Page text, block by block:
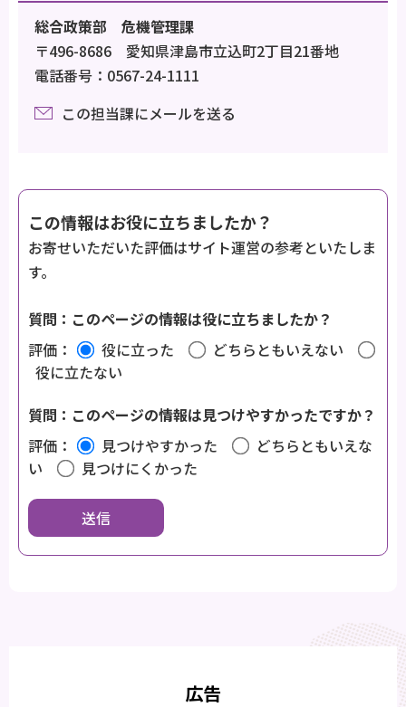
総合政策部 危機管理課
〒496-8686 愛知県津島市立込町2丁目21番地
電話番号：0567-24-1111
この担当課にメールを送る
この情報はお役に立ちましたか？
お寄せいただいた評価はサイト運営の参考といたしま
す。
質問：このページの情報は役に立ちましたか？
評価：
役に立った
どちらともいえない
役に立たない
質問：このページの情報は見つけやすかったですか？
評価：
見つけやすかった
どちらともいえな
い
見つけにくかった
広告